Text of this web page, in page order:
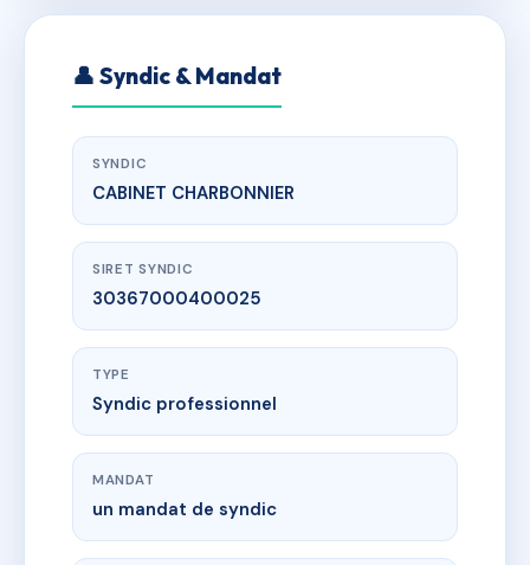
👤 Syndic & Mandat
SYNDIC
CABINET CHARBONNIER
SIRET SYNDIC
30367000400025
TYPE
Syndic professionnel
MANDAT
un mandat de syndic